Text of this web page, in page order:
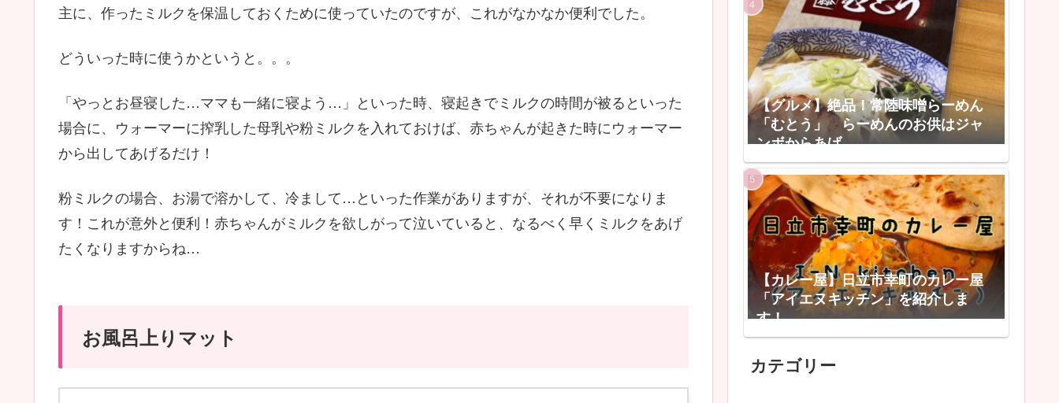
主に、作ったミルクを保温しておくために使っていたのですが、これがなかなか便利でした。
どういった時に使うかというと。。。
「やっとお昼寝した…ママも一緒に寝よう…」といった時、寝起きでミルクの時間が被るといった
場合に、ウォーマーに搾乳した母乳や粉ミルクを入れておけば、赤ちゃんが起きた時にウォーマー
から出してあげるだけ！
粉ミルクの場合、お湯で溶かして、冷まして…といった作業がありますが、それが不要になりま
す！これが意外と便利！赤ちゃんがミルクを欲しがって泣いていると、なるべく早くミルクをあげ
たくなりますからね…
お風呂上りマット
【グルメ】絶品！常陸味噌らーめん
「むとう」 らーめんのお供はジャ
ンボからあげ
【カレー屋】日立市幸町のカレー屋
「アイエヌキッチン」を紹介しま
す！
カテゴリー